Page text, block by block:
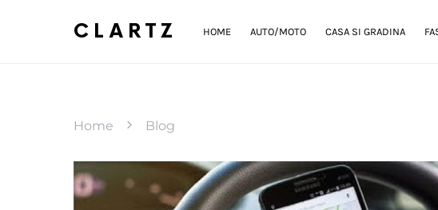
CLARTZ HOME AUTO/MOTO CASA SI GRADINA
Home Blog